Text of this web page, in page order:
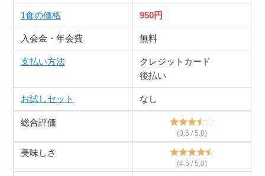
1食の価格 950円
入会金・年会費 無料
支払い方法
クレジットカード
後払い
お試しセット なし
総合評価
(3.5 / 5.0)
美味しさ
(4.5 / 5.0)